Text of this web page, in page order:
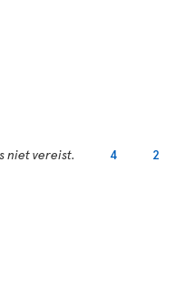
niet vereist. 4 2